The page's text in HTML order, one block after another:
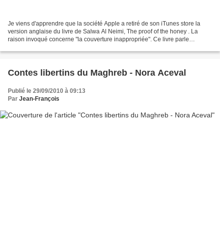
Je viens d'apprendre que la société Apple a retiré de son iTunes store la
version anglaise du livre de Salwa Al Neimi, The proof of the honey . La
raison invoqué concerne "la couverture inappropriée". Ce livre parle
Contes libertins du Maghreb - Nora Aceval
Publié le 29/09/2010 à 09:13
Par Jean-François